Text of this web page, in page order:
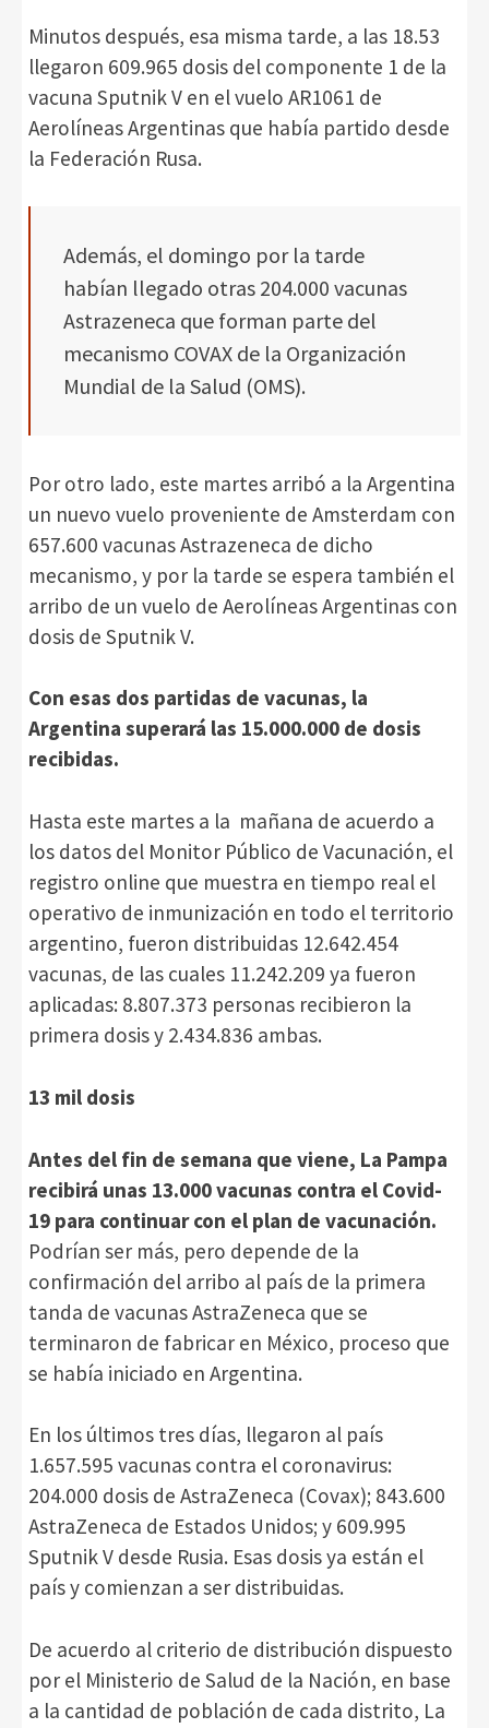
Minutos después, esa misma tarde, a las 18.53
llegaron 609.965 dosis del componente 1 de la
vacuna Sputnik V en el vuelo AR1061 de
Aerolíneas Argentinas que había partido desde
la Federación Rusa.
Además, el domingo por la tarde
habían llegado otras 204.000 vacunas
Astrazeneca que forman parte del
mecanismo COVAX de la Organización
Mundial de la Salud (OMS).
Por otro lado, este martes arribó a la Argentina
un nuevo vuelo proveniente de Amsterdam con
657.600 vacunas Astrazeneca de dicho
mecanismo, y por la tarde se espera también el
arribo de un vuelo de Aerolíneas Argentinas con
dosis de Sputnik V.
Con esas dos partidas de vacunas, la
Argentina superará las 15.000.000 de dosis
recibidas.
Hasta este martes a la mañana de acuerdo a
los datos del Monitor Público de Vacunación, el
registro online que muestra en tiempo real el
operativo de inmunización en todo el territorio
argentino, fueron distribuidas 12.642.454
vacunas, de las cuales 11.242.209 ya fueron
aplicadas: 8.807.373 personas recibieron la
primera dosis y 2.434.836 ambas.
13 mil dosis
Antes del fin de semana que viene, La Pampa
recibirá unas 13.000 vacunas contra el Covid-
19 para continuar con el plan de vacunación.
Podrían ser más, pero depende de la
confirmación del arribo al país de la primera
tanda de vacunas AstraZeneca que se
terminaron de fabricar en México, proceso que
se había iniciado en Argentina.
En los últimos tres días, llegaron al país
1.657.595 vacunas contra el coronavirus:
204.000 dosis de AstraZeneca (Covax); 843.600
AstraZeneca de Estados Unidos; y 609.995
Sputnik V desde Rusia. Esas dosis ya están el
país y comienzan a ser distribuidas.
De acuerdo al criterio de distribución dispuesto
por el Ministerio de Salud de la Nación, en base
a la cantidad de población de cada distrito, La